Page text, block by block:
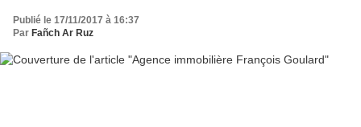
Publié le 17/11/2017 à 16:37
Par Fañch Ar Ruz